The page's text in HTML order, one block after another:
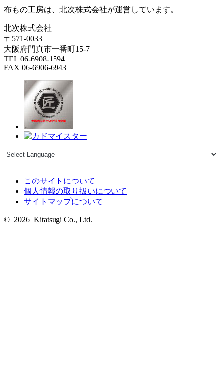
布もの工房は、北次株式会社が運営しています。
北次株式会社
〒571-0033
大阪府門真市一番町15-7
TEL 06-6908-1594
FAX 06-6906-6943
このサイトについて
個人情報の取り扱いについて
サイトマップについて
© 2026 Kitatsugi Co., Ltd.